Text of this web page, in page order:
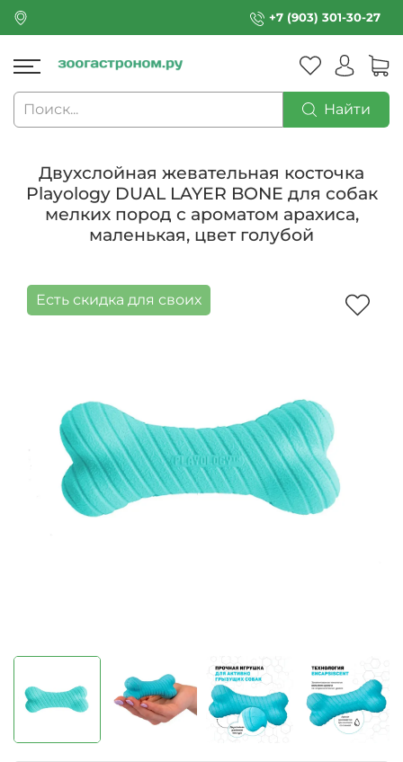
+7 (903) 301-30-27
Найти
Двухслойная жевательная косточка
Playology DUAL LAYER BONE для собак
мелких пород с ароматом арахиса,
маленькая, цвет голубой
Есть скидка для своих